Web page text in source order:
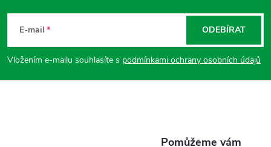
p
a
E-mail
Vložením e-mailu souhlasíte s podmínkami ochrany osobních údajů
ODEBÍRAT